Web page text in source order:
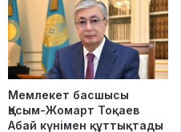
Мемлекет басшысы
Қасым-Жомарт Тоқаев
Абай күнімен құттықтады